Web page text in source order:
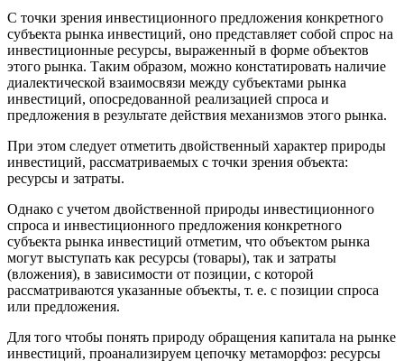
С точки зрения инвестиционного предложения конкретного
субъекта рынка инвестиций, оно представляет собой спрос на
инвестиционные ресурсы, выраженный в форме объектов
этого рынка. Таким образом, можно констатировать наличие
диалектической взаимосвязи между субъектами рынка
инвестиций, опосредованной реализацией спроса и
предложения в результате действия механизмов этого рынка.
При этом следует отметить двойственный характер природы
инвестиций, рассматриваемых с точки зрения объекта:
ресурсы и затраты.
Однако с учетом двойственной природы инвестиционного
спроса и инвестиционного предложения конкретного
субъекта рынка инвестиций отметим, что объектом рынка
могут выступать как ресурсы (товары), так и затраты
(вложения), в зависимости от позиции, с которой
рассматриваются указанные объекты, т. е. с позиции спроса
или предложения.
Для того чтобы понять природу обращения капитала на рынке
инвестиций, проанализируем цепочку метаморфоз: ресурсы